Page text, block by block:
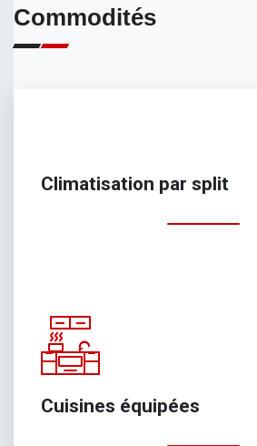
Commodités
Climatisation par split
Cuisines équipées